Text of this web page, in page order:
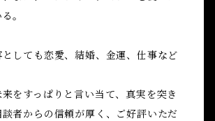
。
しても恋愛、結婚、金運、仕事など
をすっぱりと言い当て、真実を突き
者からの信頼が厚く、ご好評いただ